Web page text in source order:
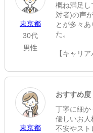
東京都
30代
男性
概ね満足
対者)の声
とが多々
た。
【キャリ
ありがとう
にも関わ
頂いたご
いります。
東京都
おすすめ度
丁寧に細か
優しいお人
不安やスト